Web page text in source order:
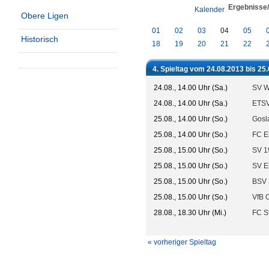
Obere Ligen
Historisch
Kalender
01 02 03 04 05
18
19 20 21 22
4. Spieltag vom 24.08.2013 bis
24.08., 14.00 Uhr (Sa.)
SV
24.08., 14.00 Uhr (Sa.)
25.08., 14.00 Uhr (So.)
25.08., 14.00 Uhr (So.)
FC
25.08., 15.00 Uhr (So.)
SV
25.08., 15.00 Uhr (So.)
SV
25.08., 15.00 Uhr (So.)
25.08., 15.00 Uhr (So.)
VfB
28.08., 18.30 Uhr (Mi.)
FC
« vorheriger Spieltag